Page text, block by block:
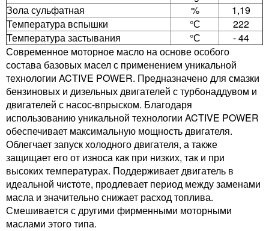
Зола сульфатная
%
1,19
Температура вспышки
°С
222
Температура застывания
°С
- 44
Современное моторное масло на основе особого
состава базовых масел с применением уникальной
технологии ACTIVE POWER. Предназначено для смазки
бензиновых и дизельных двигателей с турбонаддувом и
двигателей с насос-впрыском. Благодаря
использованию уникальной технологии ACTIVE POWER
обеспечивает максимальную мощность двигателя.
Облегчает запуск холодного двигателя, а также
защищает его от износа как при низких, так и при
высоких температурах. Поддерживает двигатель в
идеальной чистоте, продлевает период между заменами
масла и значительно снижает расход топлива.
Смешивается с другими фирменными моторными
маслами этого типа.